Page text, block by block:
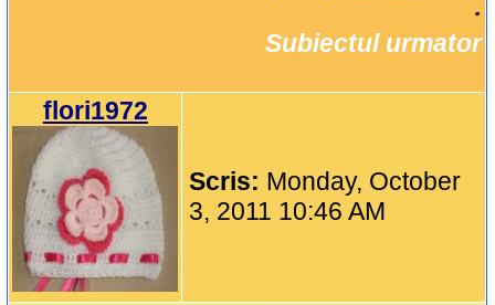
Subiectul urmator
flori1972
Scris: Monday, October
3, 2011 10:46 AM